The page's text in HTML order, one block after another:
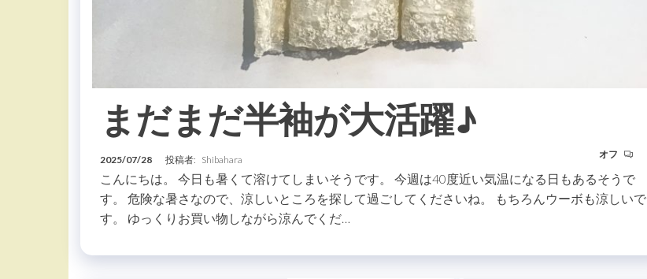
まだまだ半袖が大活躍♪
2025/07/28 投稿者: Shibahara オフ
こんにちは。 今日も暑くて溶けてしまいそうです。 今週は40度近い気温になる日もあるそうで
す。 危険な暑さなので、涼しいところを探して過ごしてくださいね。 もちろんウーボも涼しいで
す。 ゆっくりお買い物しながら涼んでくだ…